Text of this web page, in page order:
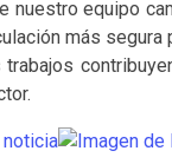
nuestro equipo
más segura